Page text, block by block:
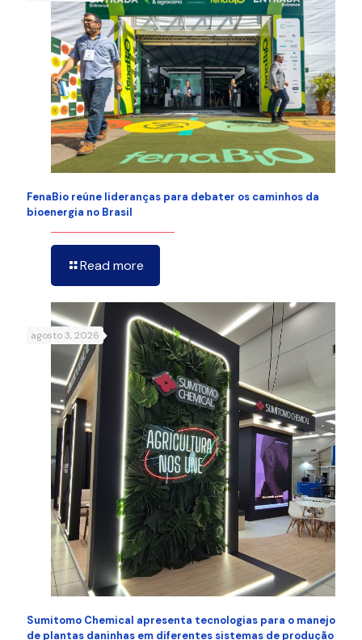
FenaBio reúne lideranças para debater os caminhos da
bioenergia no Brasil
Read more
agosto 3, 2026
Sumitomo Chemical apresenta tecnologias para o manejo
de plantas daninhas em diferentes sistemas de produção